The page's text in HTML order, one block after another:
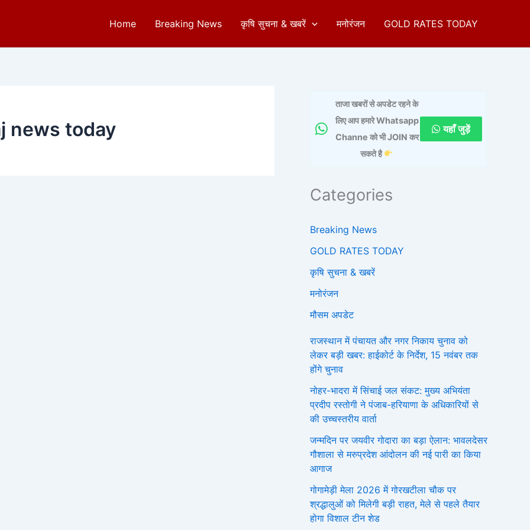
Home Breaking News कृषि सुचना & खबरें मनोरंजन GOLD RATES TODAY
news today
ताजा खबरों से अपडेट रहने के
लिए आप हमारे Whatsapp
Channe को भी JOIN कर
सकते है
यहाँ जुड़ें
Categories
Breaking News
GOLD RATES TODAY
कृषि सुचना & खबरें
मनोरंजन
मौसम अपडेट
राजस्थान में पंचायत और नगर निकाय चुनाव को
लेकर बड़ी खबर: हाईकोर्ट के निर्देश, 15 नवंबर तक
होंगे चुनाव
नोहर-भादरा में सिंचाई जल संकट: मुख्य अभियंता
प्रदीप रस्तोगी ने पंजाब-हरियाणा के अधिकारियों से
की उच्चस्तरीय वार्ता
जन्मदिन पर जयवीर गोदारा का बड़ा ऐलान: भावलदेसर
गौशाला से मरुप्रदेश आंदोलन की नई पारी का किया
आगाज
गोगामेड़ी मेला 2026 में गोरखटीला चौक पर
श्रद्धालुओं को मिलेगी बड़ी राहत, मेले से पहले तैयार
होगा विशाल टीन शेड